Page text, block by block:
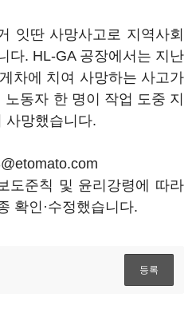
잇딴 사망사고로 지역사회
다. HL-GA 공장에서는 지난
차에 치여 사망하는 사고가
노동자 한 명이 작업 도중 지
사망했습니다.
도준칙 및 윤리강령에 따라
확인·수정했습니다.